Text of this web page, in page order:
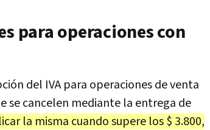
para operaciones con
del IVA para operaciones de venta
se cancelen mediante la entrega de
la misma cuando supere los $ 3.800,